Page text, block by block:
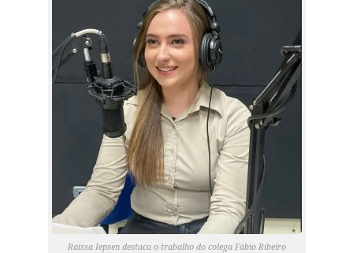
Raissa Iepsen destaca o trabalho do colega Fábio Ribeiro